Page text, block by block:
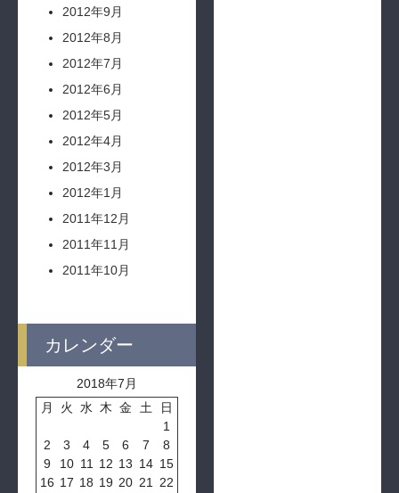
2012年9月
2012年8月
2012年7月
2012年6月
2012年5月
2012年4月
2012年3月
2012年1月
2011年12月
2011年11月
2011年10月
カレンダー
2018年7月
月
火 水 木 金 土 日
1
2
3 4 5 6 7
8
9
10 11 12 13 14 15
16 17 18 19 20 21
22